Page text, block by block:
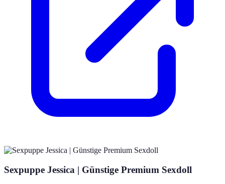
Sexpuppe Jessica | Günstige Premium Sexdoll